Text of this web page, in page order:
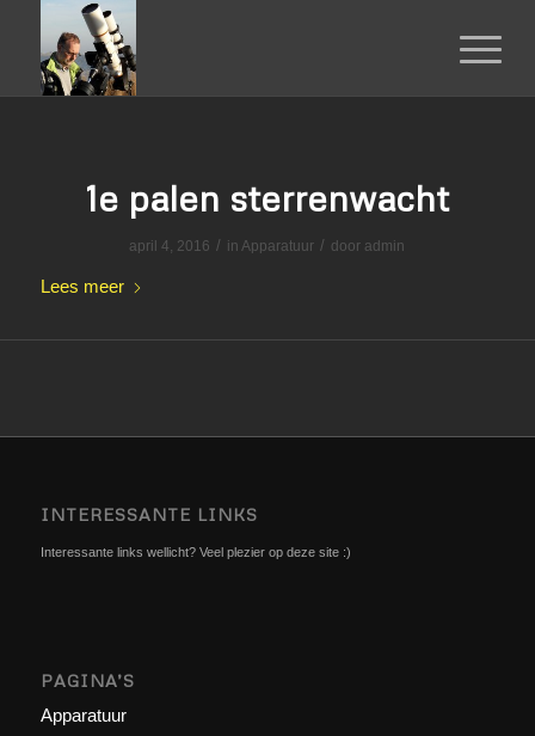
1e palen sterrenwacht
april 4, 2016 / inApparatuur / door admin
Lees meer
INTERESSANTE LINKS
Interessante links wellicht? Veel plezier op deze site :)
PAGINA’S
Apparatuur